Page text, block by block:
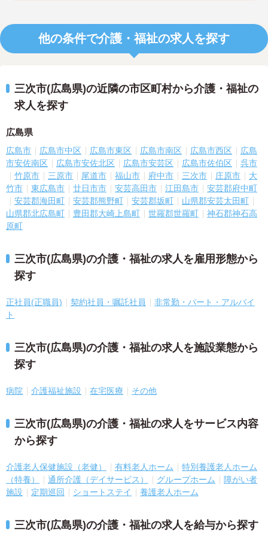
他の条件で介護・福祉の求人を探す
三次市(広島県)の近隣の市区町村から介護・福祉の
求人を探す
広島県
広島市 広島市中区 広島市東区 広島市南区 広島市西区
広島
市安佐南区
広島市安佐北区 広島市安芸区 広島市佐伯区
呉市
竹原市
三原市 尾道市 福山市 府中市 三次市 庄原市
大
竹市
東広島市 廿日市市 安芸高田市 江田島市
安芸郡府中町
安芸郡海田町
安芸郡熊野町 安芸郡坂町
山県郡安芸太田町
山県郡北広島町
豊田郡大崎上島町 世羅郡世羅町
神石郡神石高
原町
三次市(広島県)の介護・福祉の求人を雇用形態から
探す
正社員(正職員) 契約社員・嘱託社員
非常勤・パート・アルバイ
ト
三次市(広島県)の介護・福祉の求人を施設業態から
探す
病院 介護福祉施設 在宅医療 その他
三次市(広島県)の介護・福祉の求人をサービス内容
から探す
介護老人保健施設（老健） 有料老人ホーム
特別養護老人ホーム
（特養）
通所介護（デイサービス） グループホーム
障がい者
施設
定期巡回 ショートステイ 養護老人ホーム
三次市(広島県)の介護・福祉の求人を給与から探す